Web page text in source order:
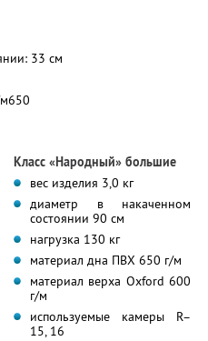
33 см
Класс «Народный» большие
вес изделия 3,0 кг
диаметр в накаченном
состоянии 90 см
нагрузка 130 кг
материал дна ПВХ 650 г/м
материал верха Oxford 600
г/м
используемые камеры R–
15, 16